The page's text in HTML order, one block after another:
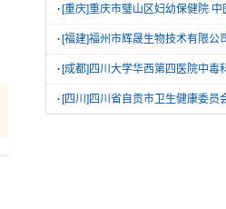
· [重庆]重庆市璧山区妇幼保健院 中医学科带头人|中医科医师
· [福建]福州市辉晟生物技术有限公
· [成都]四川大学华西第四医院中毒科|
· [四川]四川省自贡市卫生健康委员会所属事业